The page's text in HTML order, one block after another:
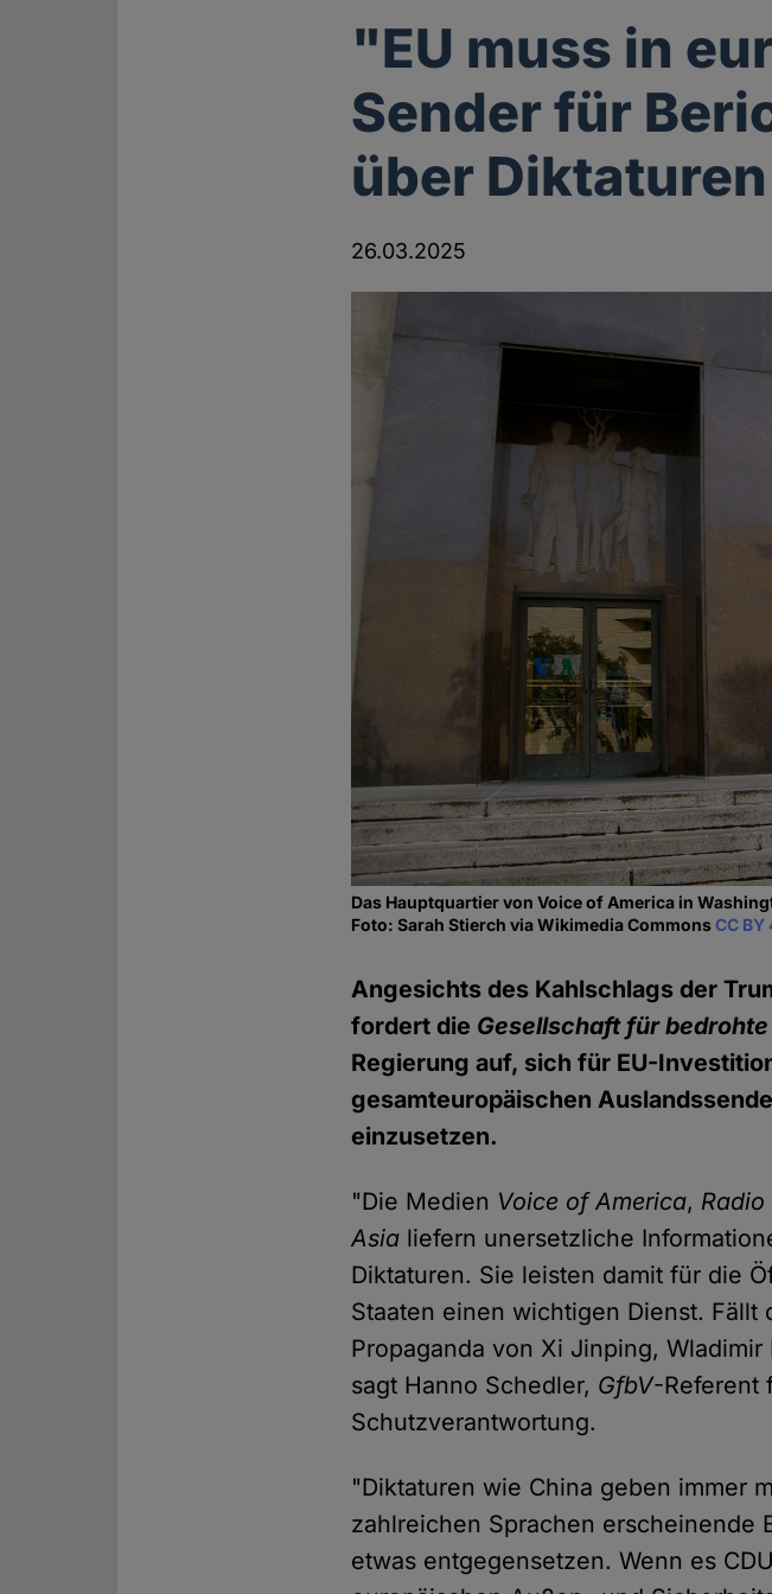
"EU muss in
Sender für
über
26.03.2025
Das Hauptquartier von Voice of America in
Foto: Sarah Stierch via Wikimedia CommonsCC BY
Angesichts des Kahlschlags der
fordert die Gesellschaft für
Regierung auf, sich für EU-
gesamteuropäischen
einzusetzen.
"Die Medien Voice of America,
Asia liefern unersetzliche
Diktaturen. Sie leisten damit für die
Staaten einen wichtigen Dienst.
Propaganda von Xi Jinping,
sagt Hanno Schedler, GfbV-Referent
Schutzverantwortung.
"Diktaturen wie China geben immer
zahlreichen Sprachen erscheinende
etwas entgegensetzen. Wenn es